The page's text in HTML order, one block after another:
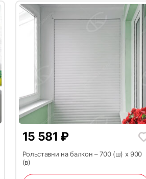
15 581 ₽
Рольставни на балкон – 700 (ш) x 900
(в)